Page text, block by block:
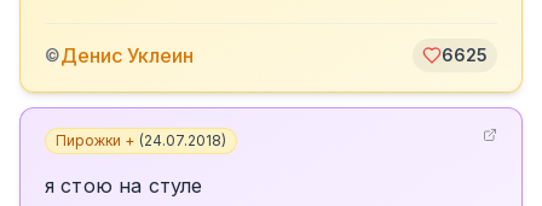
©Денис Уклеин 6625
Пирожки + (24.07.2018)
я стою на стуле